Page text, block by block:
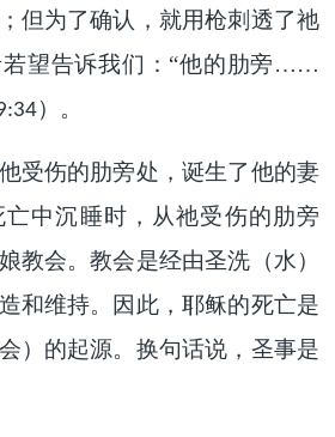
但为了确认，就用枪刺透了祂
若望告诉我们：“他的肋旁……
）。
受伤的肋旁处，诞生了他的妻
中沉睡时，从祂受伤的肋旁
教会。教会是经由圣洗（水）
和维持。因此，耶稣的死亡是
）的起源。换句话说，圣事是